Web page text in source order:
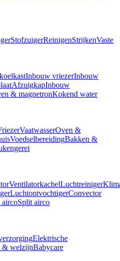
StofzuigerReinigenStrijkenVaste
Inbouw vriezerInbouw
AfzuigkapInbouw
& magnetronKokend water
VaatwasserOven &
VoedselbereidingBakken &
VentilatorkachelLuchtreiniger
LuchtontvochtigerConvector
aircoSplit airco
Elektrische
& welzijnBabycare